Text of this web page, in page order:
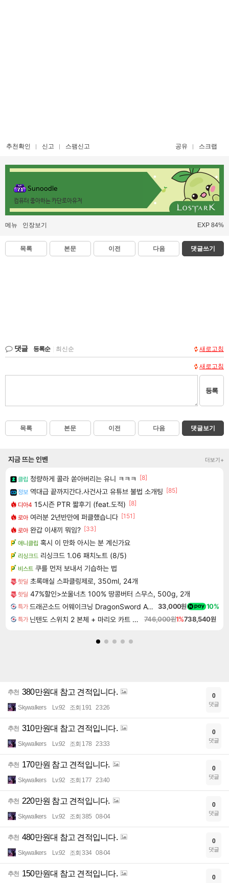
추천확인 신고 스팸신고 공유 스크랩
Sunoodle
컴퓨터 좋아하는 카단로아유저
메뉴 인장보기 EXP 84%
목록 본문 이전 다음 댓글쓰기
댓글 등록순 최신순 새로고침
새로고침
등록
목록 본문 이전 다음 댓글보기
지금 뜨는 인벤 더보기+
클립 청량하게 콜라 쏟아버리는 유니 ㅋㅋㅋ
[8]
정보 역대급 끝까지간다.사건사고 유튜브 불법 소개팅 [85]
디아4 15시즌 PTR 짧후기 (feat.도적) [8]
로아 여러분 2년반만에 퍼클했습니다 [151]
로아 완갑 이새끼 뭐임? [33]
애니클립 혹시 이 만화 아시는 분 계신가요
리싱크드 리싱크드 1.06 패치노트 (8/5)
비스트 쿠를 먼저 보내서 기습하는 법
핫딜 초록매실 스파클링제로, 350ml, 24개
핫딜 47%할인>쏘울너츠 100% 땅콩버터 스무스, 500g, 2개
특가 드래곤소드 어웨이크닝 DragonSword Awakening 33,000원 10%
특가 닌텐도 스위치 2 본체 + 마리오 카트 월드 746,000원1%738,540원
추천 380만원대 참고 견적입니다.
Skywalkers Lv.92 조회 191 23:26
0
댓글
추천 310만원대 참고 견적입니다.
Skywalkers Lv.92 조회 178 23:33
0
댓글
추천 170만원 참고 견적입니다.
Skywalkers Lv.92 조회 177 23:40
0
댓글
추천 220만원 참고 견적입니다.
Skywalkers Lv.92 조회 385 08-04
0
댓글
추천 480만원대 참고 견적입니다.
Skywalkers Lv.92 조회 334 08-04
0
댓글
추천 150만원대 참고 견적입니다. 0